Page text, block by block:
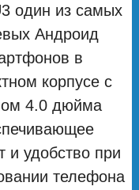
один из самых
Андроид
в
корпусе с
4.0 дюйма
и удобство при
телефона